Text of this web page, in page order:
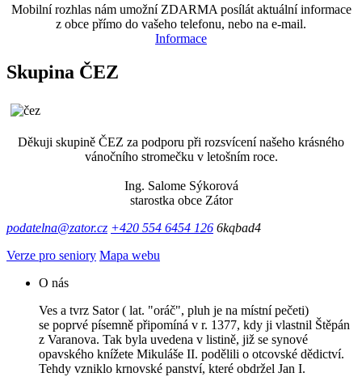
Mobilní rozhlas nám umožní ZDARMA posílát aktuální informace
z obce přímo do vašeho telefonu, nebo na e-mail.
Informace
Skupina ČEZ
Děkuji skupině ČEZ za podporu při rozsvícení našeho krásného
vánočního stromečku v letošním roce.
Ing. Salome Sýkorová
starostka obce Zátor
podatelna@zator.cz +420 554 6454 126 6kqbad4
Verze pro seniory Mapa webu
O nás
Ves a tvrz Sator ( lat. "oráč", pluh je na místní pečeti)
se poprvé písemně připomíná v r. 1377, kdy ji vlastnil Štěpán
z Varanova. Tak byla uvedena v listině, již se synové
opavského knížete Mikuláše II. podělili o otcovské dědictví.
Tehdy vzniklo krnovské panství, které obdržel Jan I.